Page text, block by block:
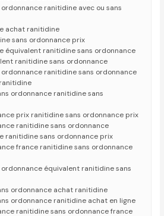
ranitidine avec ou sans
achat ranitidine
sans ordonnance prix
équivalent ranitidine sans ordonnance
ranitidine sans ordonnance
ranitidine sans ordonnance
ordonnance ranitidine sans
prix ranitidine sans ordonnance prix
ranitidine sans ordonnance
ranitidine sans ordonnance prix
france ranitidine sans ordonnance
équivalent ranitidine sans
ordonnance achat ranitidine
ordonnance ranitidine achat en ligne
ranitidine sans ordonnance france